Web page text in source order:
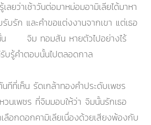
ลยว่าเช้าวันต่อมาหม่อมอามิเลียได้มาหา
รับรัก และคำขอแต่งงานจากเขา แต่เธอ
นั้น จิม ทอมสัน หายตัวไปอย่างไร้
รับรู้คำตอบนั้นไปตลอดกาล
ทีที่เห็น รัดเกล้าทองคำประดับเพชร
วนเพชร ที่จิมมอบให้ว่า จิมนั้นรักเธอ
เลือกดอกคามิเลียเนื่องด้วยเสียงพ้องกับ